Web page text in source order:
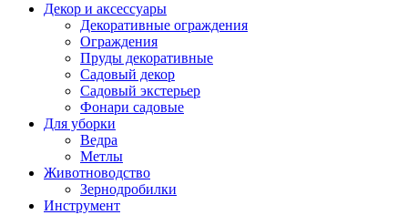
Декор и аксессуары
Декоративные ограждения
Ограждения
Пруды декоративные
Садовый декор
Садовый экстерьер
Фонари садовые
Для уборки
Ведра
Метлы
Животноводство
Зернодробилки
Инструмент